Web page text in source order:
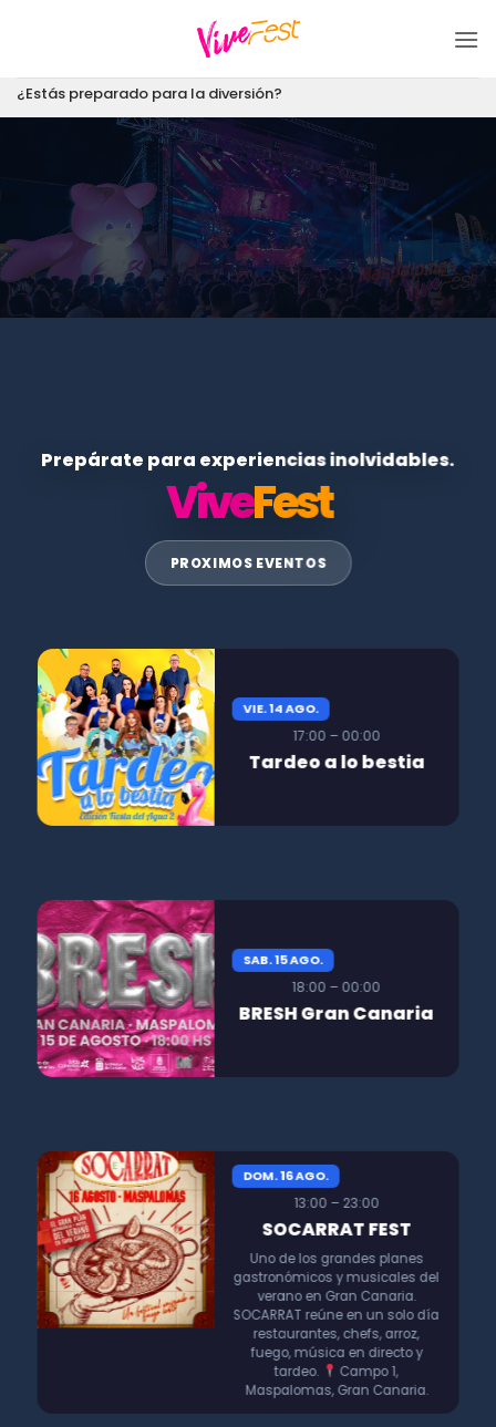
¿Estás preparado para la diversión?
Prepárate para experiencias inolvidables.
ViveFest
PROXIMOS EVENTOS
VIE. 14 AGO.
17:00 – 00:00
Tardeo a lo bestia
SAB. 15 AGO.
18:00 – 00:00
BRESH Gran Canaria
DOM. 16 AGO.
13:00 – 23:00
SOCARRAT FEST
Uno de los grandes planes
gastronómicos y musicales del
verano en Gran Canaria.
SOCARRAT reúne en un solo día
restaurantes, chefs, arroz,
fuego, música en directo y
tardeo.
Campo 1,
Maspalomas, Gran Canaria.